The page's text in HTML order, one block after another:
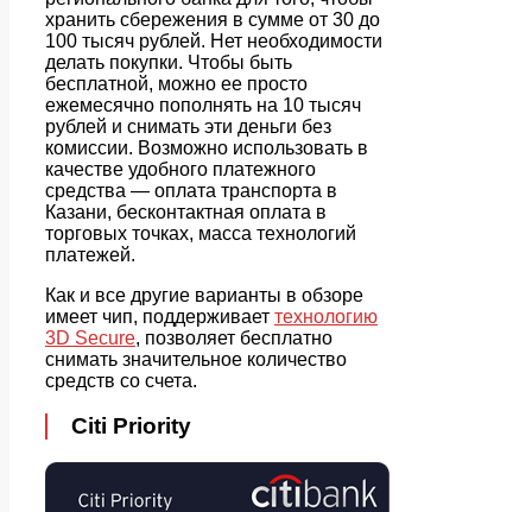
хранить сбережения в сумме от 30 до
100 тысяч рублей. Нет необходимости
делать покупки. Чтобы быть
бесплатной, можно ее просто
ежемесячно пополнять на 10 тысяч
рублей и снимать эти деньги без
комиссии. Возможно использовать в
качестве удобного платежного
средства — оплата транспорта в
Казани, бесконтактная оплата в
торговых точках, масса технологий
платежей.
Как и все другие варианты в обзоре
имеет чип, поддерживает технологию
3D Secure, позволяет бесплатно
снимать значительное количество
средств со счета.
Citi Priority